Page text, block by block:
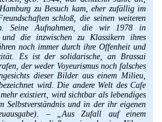
zu Besuch kam, eher zufällig im
schloß, die seinen weiteren
Seine Aufnahmen, die wir 1978 in
die inzwischen zu Klassikern ihres
noch immer durch ihre Offenheit und
Es ist der solidarische, an Brassai
der weder Voyeurismus noch falsches
dieser Bilder aus einem Milieu,
wird. Die andere Welt des Cafe
existiert, wird sichtbar als lebendiges
Selbstverständnis und in der ihr eigenen
– „Aus Zufall auf einem